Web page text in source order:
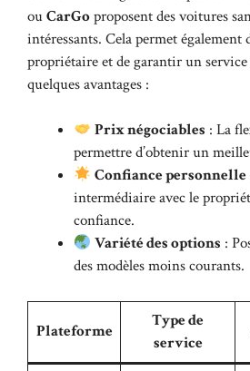
ouCarGoproposent des voitures
intéressants. Cela permet également
propriétaire et de garantir un
quelques avantages :
Prix négociables : La
permettre d’obtenir un
Confiance personnelle
intermédiaire avec le
confiance.
Variété des options :
des modèles moins courants.
Plateforme
Type de
service